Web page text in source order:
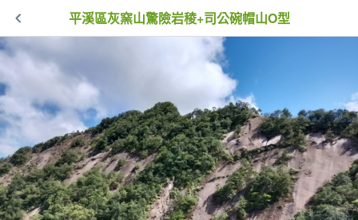
平溪區灰窯山驚險岩稜+司公碗帽山O型